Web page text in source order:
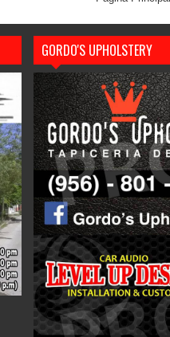
GORDO'S UPHOLSTERY